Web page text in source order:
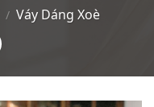
/ Váy Dáng Xoè